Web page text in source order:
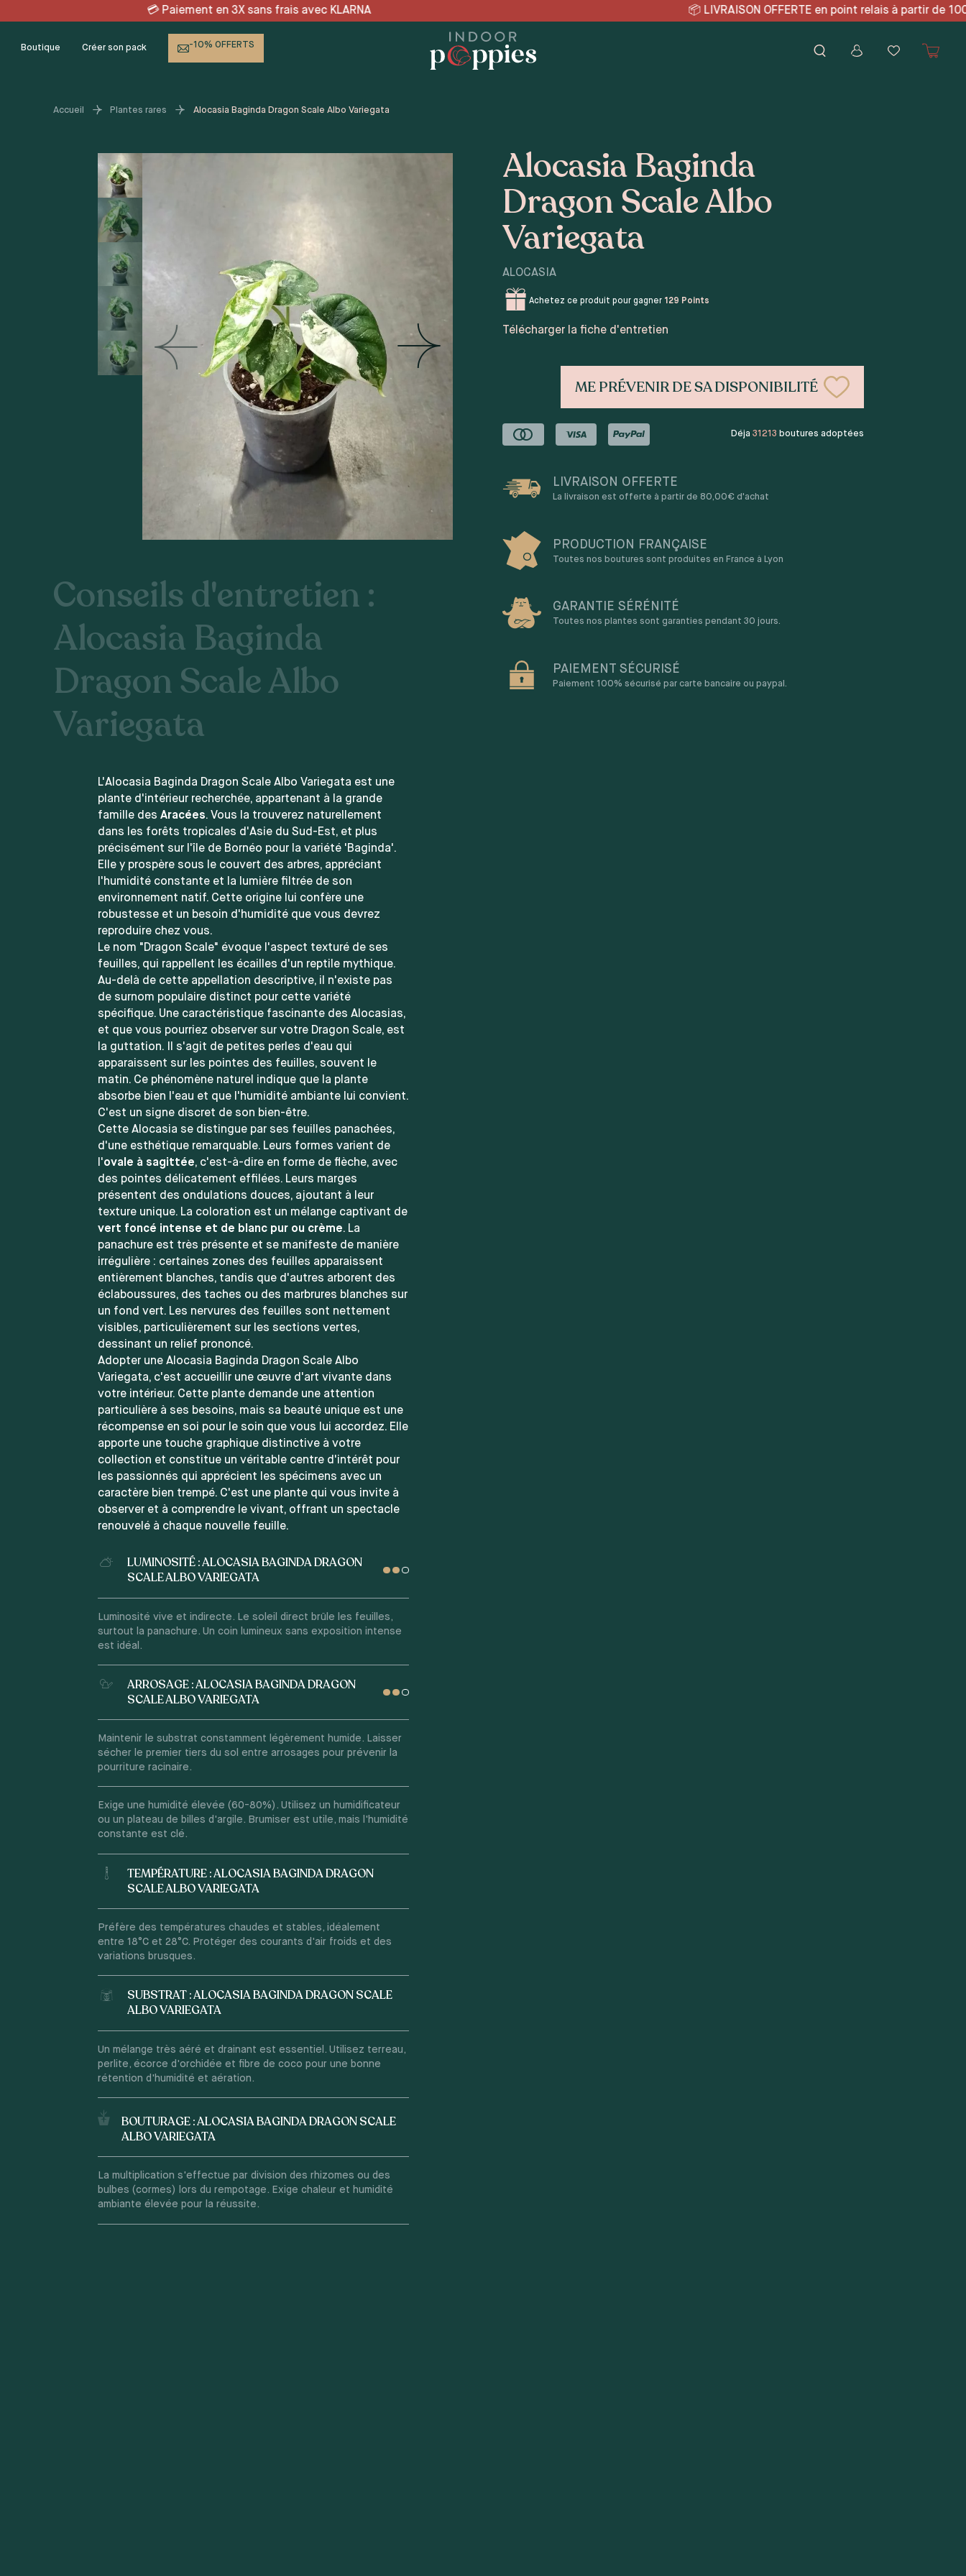
to
sans frais avec KLARNA 📦 LIVRAISON OFFERTE en point relais à partir
Boutique Créer son pack -10% OFFERTS
Accueil Plantes rares Alocasia Baginda Dragon Scale Albo Variegata
Alocasia Baginda
Dragon Scale Albo
Variegata
ALOCASIA
Achetez ce produit pour gagner 129 Points
Télécharger la fiche d'entretien
ME PRÉVENIR DE SA DISPONIBILITÉ
Déja 31213 boutures adoptées
LIVRAISON OFFERTE
La livraison est offerte à partir de 80,00€ d'achat
PRODUCTION FRANÇAISE
Toutes nos boutures sont produites en France à Lyon
GARANTIE SÉRÉNITÉ
Toutes nos plantes sont garanties pendant 30 jours.
PAIEMENT SÉCURISÉ
Paiement 100% sécurisé par carte bancaire ou paypal.
Conseils d'entretien :
Alocasia Baginda
Dragon Scale Albo
Variegata
L'Alocasia Baginda Dragon Scale Albo Variegata est une
plante d'intérieur recherchée, appartenant à la grande
famille des Aracées. Vous la trouverez naturellement
dans les forêts tropicales d'Asie du Sud-Est, et plus
précisément sur l'île de Bornéo pour la variété 'Baginda'.
Elle y prospère sous le couvert des arbres, appréciant
l'humidité constante et la lumière filtrée de son
environnement natif. Cette origine lui confère une
robustesse et un besoin d'humidité que vous devrez
reproduire chez vous.
Le nom "Dragon Scale" évoque l'aspect texturé de ses
feuilles, qui rappellent les écailles d'un reptile mythique.
Au-delà de cette appellation descriptive, il n'existe pas
de surnom populaire distinct pour cette variété
spécifique. Une caractéristique fascinante des Alocasias,
et que vous pourriez observer sur votre Dragon Scale, est
la guttation. Il s'agit de petites perles d'eau qui
apparaissent sur les pointes des feuilles, souvent le
matin. Ce phénomène naturel indique que la plante
absorbe bien l'eau et que l'humidité ambiante lui convient.
C'est un signe discret de son bien-être.
Cette Alocasia se distingue par ses feuilles panachées,
d'une esthétique remarquable. Leurs formes varient de
l'ovale à sagittée, c'est-à-dire en forme de flèche, avec
des pointes délicatement effilées. Leurs marges
présentent des ondulations douces, ajoutant à leur
texture unique. La coloration est un mélange captivant de
vert foncé intense et de blanc pur ou crème. La
panachure est très présente et se manifeste de manière
irrégulière : certaines zones des feuilles apparaissent
entièrement blanches, tandis que d'autres arborent des
éclaboussures, des taches ou des marbrures blanches sur
un fond vert. Les nervures des feuilles sont nettement
visibles, particulièrement sur les sections vertes,
dessinant un relief prononcé.
Adopter une Alocasia Baginda Dragon Scale Albo
Variegata, c'est accueillir une œuvre d'art vivante dans
votre intérieur. Cette plante demande une attention
particulière à ses besoins, mais sa beauté unique est une
récompense en soi pour le soin que vous lui accordez. Elle
apporte une touche graphique distinctive à votre
collection et constitue un véritable centre d'intérêt pour
les passionnés qui apprécient les spécimens avec un
caractère bien trempé. C'est une plante qui vous invite à
observer et à comprendre le vivant, offrant un spectacle
renouvelé à chaque nouvelle feuille.
LUMINOSITÉ : ALOCASIA BAGINDA DRAGON
SCALE ALBO VARIEGATA
Luminosité vive et indirecte. Le soleil direct brûle les feuilles,
surtout la panachure. Un coin lumineux sans exposition intense
est idéal.
ARROSAGE : ALOCASIA BAGINDA DRAGON
SCALE ALBO VARIEGATA
Maintenir le substrat constamment légèrement humide. Laisser
sécher le premier tiers du sol entre arrosages pour prévenir la
pourriture racinaire.
Exige une humidité élevée (60-80%). Utilisez un humidificateur
ou un plateau de billes d'argile. Brumiser est utile, mais l'humidité
constante est clé.
TEMPÉRATURE : ALOCASIA BAGINDA DRAGON
SCALE ALBO VARIEGATA
Préfère des températures chaudes et stables, idéalement
entre 18°C et 28°C. Protéger des courants d'air froids et des
variations brusques.
SUBSTRAT : ALOCASIA BAGINDA DRAGON SCALE
ALBO VARIEGATA
Un mélange très aéré et drainant est essentiel. Utilisez terreau,
perlite, écorce d'orchidée et fibre de coco pour une bonne
rétention d'humidité et aération.
BOUTURAGE : ALOCASIA BAGINDA DRAGON SCALE
ALBO VARIEGATA
La multiplication s'effectue par division des rhizomes ou des
bulbes (cormes) lors du rempotage. Exige chaleur et humidité
ambiante élevée pour la réussite.